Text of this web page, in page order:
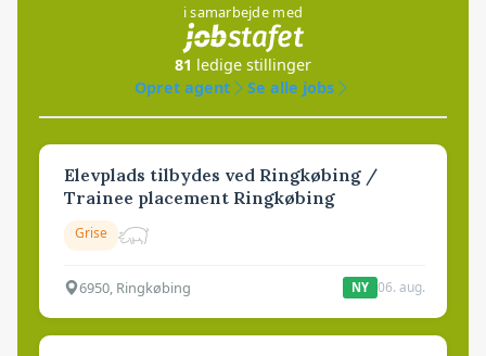
i samarbejde med
81 ledige stillinger
Opret agent
Se alle jobs
Elevplads tilbydes ved Ringkøbing /
Trainee placement Ringkøbing
Grise
6950, Ringkøbing NY 06. aug.